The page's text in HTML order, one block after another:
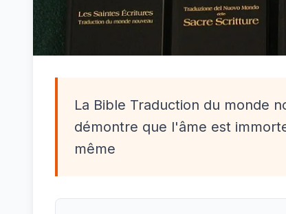
La Bible Traduction du monde
démontre que l'âme est
même